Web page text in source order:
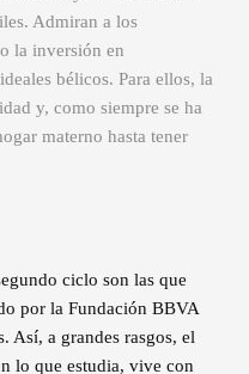
Admiran a los
la inversión en
bélicos. Para ellos, la
y, como siempre se ha
materno hasta tener
ciclo son las que
por la Fundación BBVA
Así, a grandes rasgos, el
lo que estudia, vive con